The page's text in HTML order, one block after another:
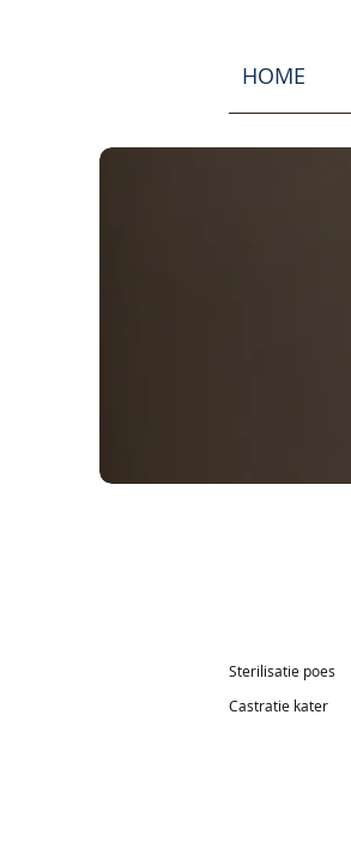
HOME
Sterilisatie poes
Castratie kater